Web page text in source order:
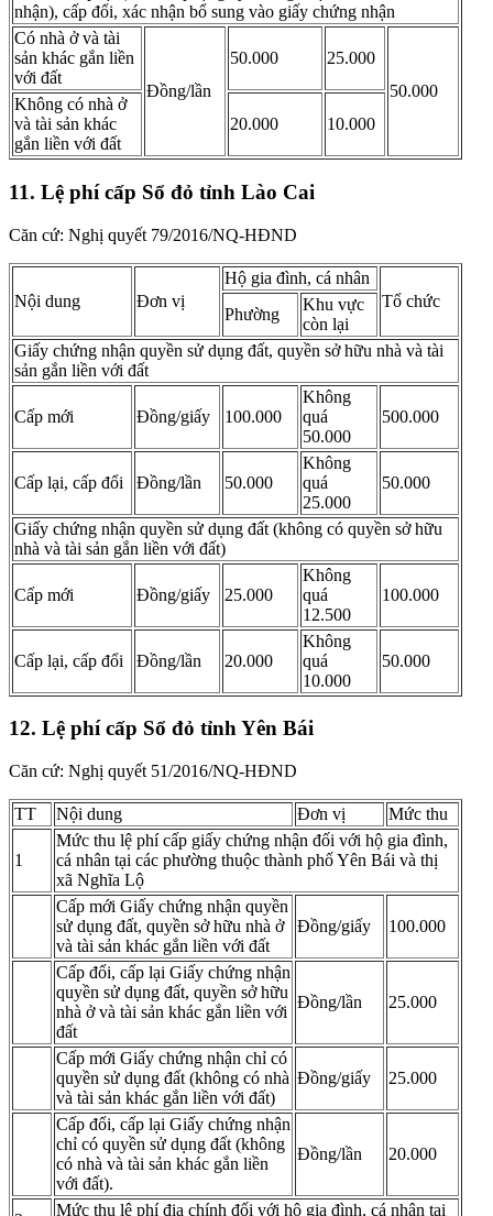
nhận), cấp đổi, xác nhận bổ sung vào giấy chứng nhận
Có nhà ở và tài
sản khác gắn liền
với đất
Đồng/lần
50.000
25.000
50.000
Không có nhà ở
và tài sản khác
gắn liền với đất
20.000 10.000
11. Lệ phí cấp Sổ đỏ tỉnh Lào Cai
Căn cứ: Nghị quyết 79/2016/NQ-HĐND
Nội dung Đơn vị
Hộ gia đình, cá nhân
Tổ chức
Phường
Khu vực
còn lại
Giấy chứng nhận quyền sử dụng đất, quyền sở hữu nhà và tài
sản gắn liền với đất
Cấp mới Đồng/giấy 100.000
Không
quá
50.000
500.000
Cấp lại, cấp đổi Đồng/lần 50.000
Không
quá
25.000
50.000
Giấy chứng nhận quyền sử dụng đất (không có quyền sở hữu
nhà và tài sản gắn liền với đất)
Cấp mới Đồng/giấy 25.000
Không
quá
12.500
100.000
Cấp lại, cấp đổi ​Đồng/lần 20.000
Không
quá
10.000
50.000
12. Lệ phí cấp Sổ đỏ tỉnh Yên Bái
Căn cứ: Nghị quyết 51/2016/NQ-HĐND
TT Nội dung Đơn vị Mức thu
1
Mức thu lệ phí cấp giấy chứng nhận đối với hộ gia đình,
cá nhân tại các phường thuộc thành phố Yên Bái và thị
xã Nghĩa Lộ
Cấp mới Giấy chứng nhận quyền
sử dụng đất, quyền sở hữu nhà ở
và tài sản khác gắn liền với đất
Đồng/giấy 100.000
Cấp đổi, cấp lại Giấy chứng nhận
quyền sử dụng đất, quyền sở hữu
nhà ở và tài sản khác gắn liền với
đất
Đồng/lần 25.000
Cấp mới Giấy chứng nhận chỉ có
quyền sử dụng đất (không có nhà
và tài sản khác gắn liền với đất)
Đồng/giấy 25.000
Cấp đổi, cấp lại Giấy chứng nhận
chỉ có quyền sử dụng đất (không
có nhà và tài sản khác gắn liền
với đất).
Đồng/lần 20.000
Mức thu lệ phí địa chính đối với hộ gia đình, cá nhân tại